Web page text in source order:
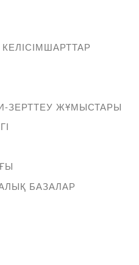
КЕЛІСІМШАРТТАР
ЗЕРТТЕУ ЖҰМЫСТАРЫ
БАЗАЛАР